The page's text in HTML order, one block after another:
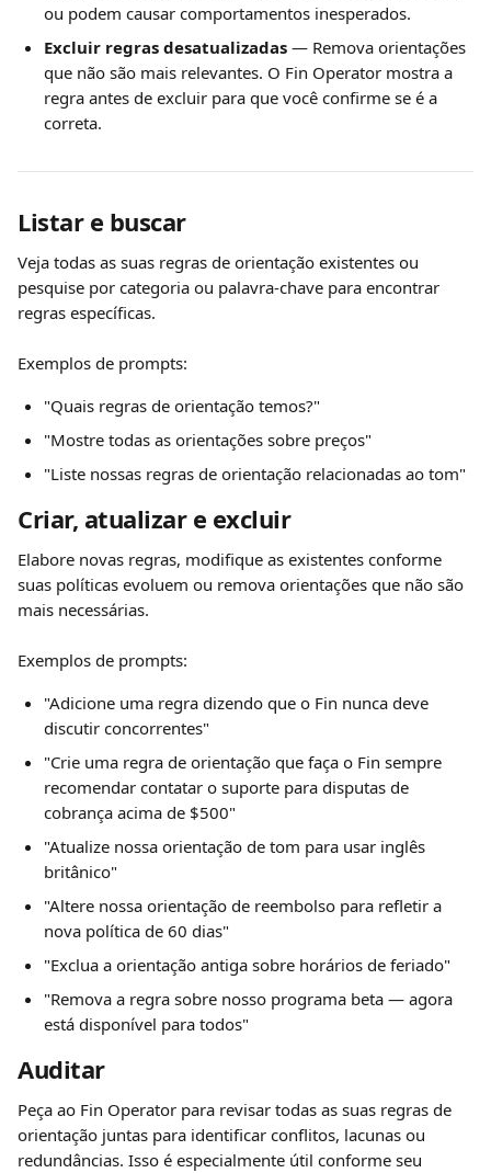
ou podem causar comportamentos inesperados.
Excluir regras desatualizadas — Remova orientações
que não são mais relevantes. O Fin Operator mostra a
regra antes de excluir para que você confirme se é a
correta.
Listar e buscar
Veja todas as suas regras de orientação existentes ou
pesquise por categoria ou palavra-chave para encontrar
regras específicas.
Exemplos de prompts:
"Quais regras de orientação temos?"
"Mostre todas as orientações sobre preços"
"Liste nossas regras de orientação relacionadas ao tom"
Criar, atualizar e excluir
Elabore novas regras, modifique as existentes conforme
suas políticas evoluem ou remova orientações que não são
mais necessárias.
Exemplos de prompts:
"Adicione uma regra dizendo que o Fin nunca deve
discutir concorrentes"
"Crie uma regra de orientação que faça o Fin sempre
recomendar contatar o suporte para disputas de
cobrança acima de $500"
"Atualize nossa orientação de tom para usar inglês
britânico"
"Altere nossa orientação de reembolso para refletir a
nova política de 60 dias"
"Exclua a orientação antiga sobre horários de feriado"
"Remova a regra sobre nosso programa beta — agora
está disponível para todos"
Auditar
Peça ao Fin Operator para revisar todas as suas regras de
orientação juntas para identificar conflitos, lacunas ou
redundâncias. Isso é especialmente útil conforme seu